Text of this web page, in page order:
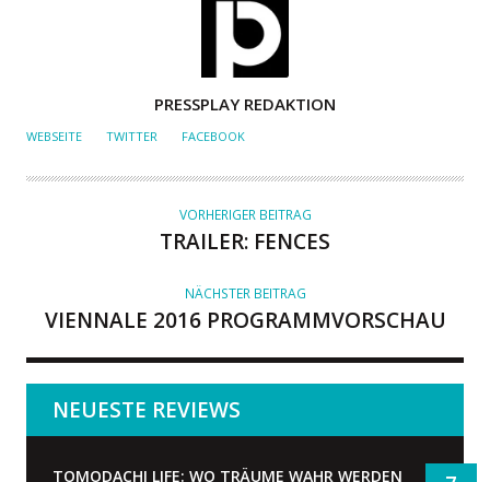
U
O
PRESSPLAY REDAKTION
WEBSEITE TWITTER FACEBOOK
VORHERIGER BEITRAG
TRAILER: FENCES
NÄCHSTER BEITRAG
VIENNALE 2016 PROGRAMMVORSCHAU
NEUESTE REVIEWS
TOMODACHI LIFE: WO TRÄUME WAHR WERDEN